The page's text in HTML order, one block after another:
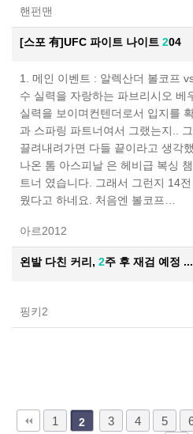
핸펀맨
[스포 有]UFC 파이트 나이트 204
1. 메인 이벤트 : 알렉산더 볼코프
수 실력을 자랑하는 파브리시오 베
실력을 보이며컨텐더로서 입지를
과 스파링 파트너여서 그랬는지..
끌려내려가면 다들 끝이라고 생각
나온 톰 아스피날 은 헤비급 복싱
트너 였습니다. 그래서 그런지 14
웠다고 하네요. 처음엔 볼코프…
아르2012
왼발 다친 커리, 2주 후 재검 예정
핑키2
1 2 3 4 5